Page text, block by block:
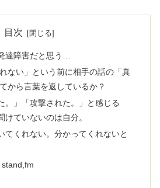
目次
達障害だと思う…
ない」という前に相手の話の「真
から言葉を返しているか？
。」「攻撃された。」と感じる
ていないのは自分。
てくれない。分かってくれないと